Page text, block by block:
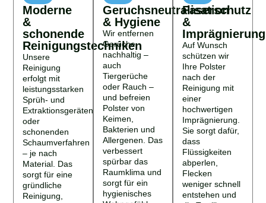
Moderne
&
schonende
Reinigungstechniken
Unsere
Reinigung
erfolgt mit
leistungsstarken
Sprüh- und
Extraktionsgeräten
oder
schonenden
Schaumverfahren
– je nach
Material. Das
sorgt für eine
gründliche
Reinigung,
Geruchsneutralisation
& Hygiene
Wir entfernen
Gerüche
nachhaltig –
auch
Tiergerüche
oder Rauch –
und befreien
Polster von
Keimen,
Bakterien und
Allergenen. Das
verbessert
spürbar das
Raumklima und
sorgt für ein
hygienisches
Faserschutz
&
Imprägnierung
Auf Wunsch
schützen wir
Ihre Polster
nach der
Reinigung mit
einer
hochwertigen
Imprägnierung.
Sie sorgt dafür,
dass
Flüssigkeiten
abperlen,
Flecken
weniger schnell
entstehen und